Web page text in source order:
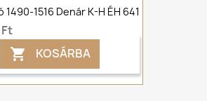
1490-1516 Denár K-H ÉH 641
 KOSÁRBA